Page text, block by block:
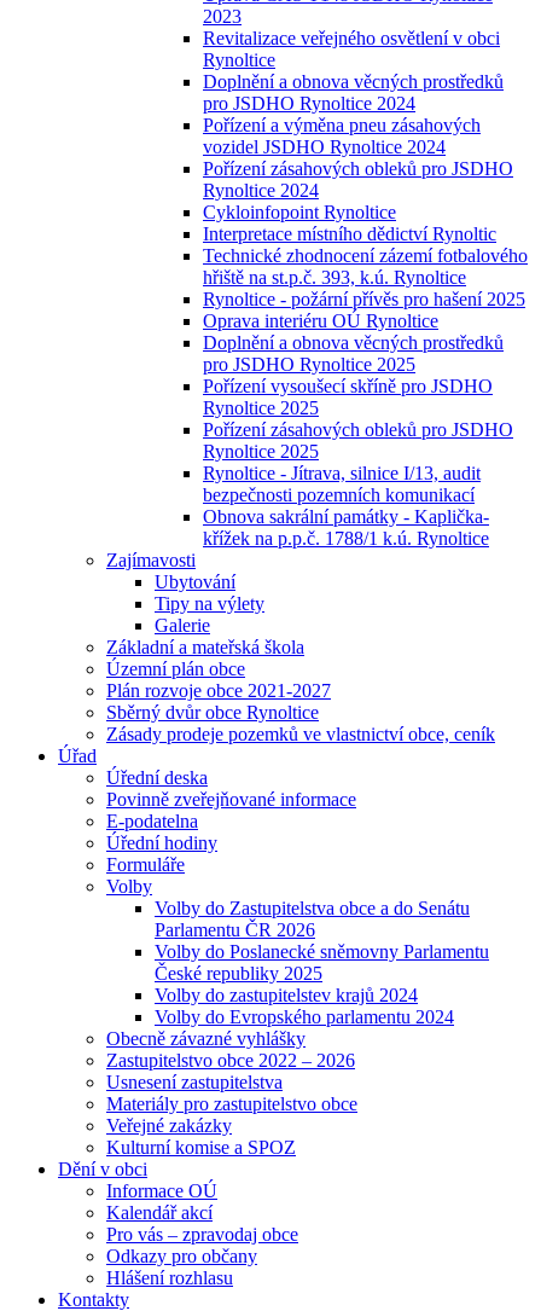
2023
Revitalizace veřejného osvětlení v obci
Rynoltice
Doplnění a obnova věcných prostředků
pro JSDHO Rynoltice 2024
Pořízení a výměna pneu zásahových
vozidel JSDHO Rynoltice 2024
Pořízení zásahových obleků pro JSDHO
Rynoltice 2024
Cykloinfopoint Rynoltice
Interpretace místního dědictví Rynoltic
Technické zhodnocení zázemí fotbalového
hřiště na st.p.č. 393, k.ú. Rynoltice
Rynoltice - požární přívěs pro hašení 2025
Oprava interiéru OÚ Rynoltice
Doplnění a obnova věcných prostředků
pro JSDHO Rynoltice 2025
Pořízení vysoušecí skříně pro JSDHO
Rynoltice 2025
Pořízení zásahových obleků pro JSDHO
Rynoltice 2025
Rynoltice - Jítrava, silnice I/13, audit
bezpečnosti pozemních komunikací
Obnova sakrální památky - Kaplička-
křížek na p.p.č. 1788/1 k.ú. Rynoltice
Zajímavosti
Ubytování
Tipy na výlety
Galerie
Základní a mateřská škola
Územní plán obce
Plán rozvoje obce 2021-2027
Sběrný dvůr obce Rynoltice
Zásady prodeje pozemků ve vlastnictví obce, ceník
Úřad
Úřední deska
Povinně zveřejňované informace
E-podatelna
Úřední hodiny
Formuláře
Volby
Volby do Zastupitelstva obce a do Senátu
Parlamentu ČR 2026
Volby do Poslanecké sněmovny Parlamentu
České republiky 2025
Volby do zastupitelstev krajů 2024
Volby do Evropského parlamentu 2024
Obecně závazné vyhlášky
Zastupitelstvo obce 2022 – 2026
Usnesení zastupitelstva
Materiály pro zastupitelstvo obce
Veřejné zakázky
Kulturní komise a SPOZ
Dění v obci
Informace OÚ
Kalendář akcí
Pro vás – zpravodaj obce
Odkazy pro občany
Hlášení rozhlasu
Kontakty